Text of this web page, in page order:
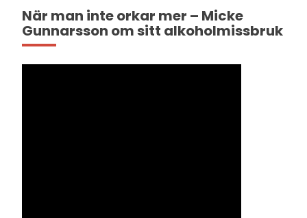
När man inte orkar mer – Micke
Gunnarsson om sitt alkoholmissbruk